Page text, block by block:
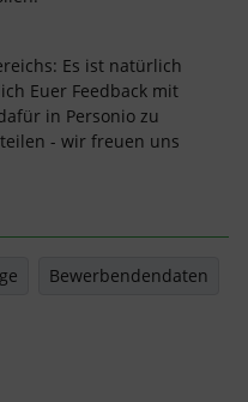
Es ist natürlich
Euer Feedback mit
in Personio zu
- wir freuen uns
Bewerbendendaten